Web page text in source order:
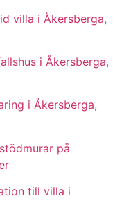
villa i Åkersberga,
i Åkersberga,
i Åkersberga,
på
till villa i